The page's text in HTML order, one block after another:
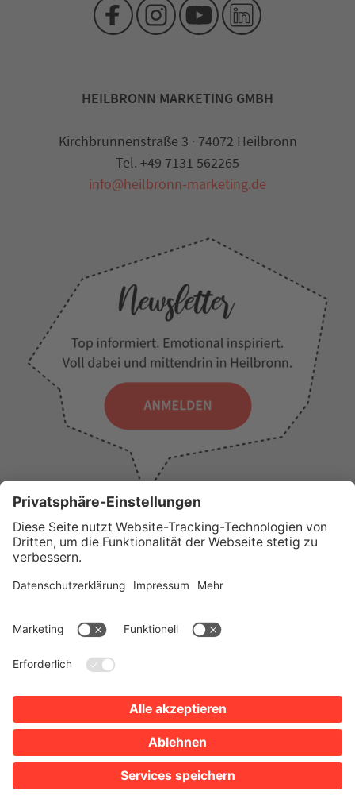
WICHTIGE LINKS
PresseWir über unsTourist-Information
Erklärung zur Barrierefreiheit
Impressum
HEILBRONN MARKETING GMBH
Kirchbrunnenstraße 3 · 74072 Heilbronn
Tel. +49 7131 562265
info@heilbronn-marketing.de